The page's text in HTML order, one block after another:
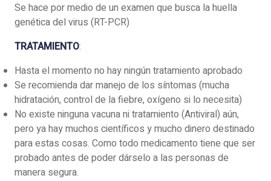
Se hace por medio de un examen que busca la huella
genética del virus (RT-PCR)
TRATAMIENTO:
Hasta el momento no hay ningún tratamiento aprobado
Se recomienda dar manejo de los síntomas (mucha
hidratación, control de la fiebre, oxígeno si lo necesita)
No existe ninguna vacuna ni tratamiento (Antiviral) aún,
pero ya hay muchos científicos y mucho dinero destinado
para estas cosas. Como todo medicamento tiene que ser
probado antes de poder dárselo a las personas de
manera segura.